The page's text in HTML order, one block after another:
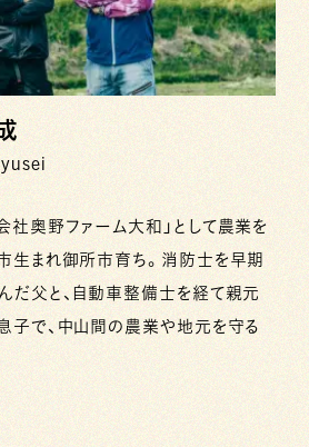
奥野ファーム大和」として農業を
生まれ御所市育ち。消防士を早期
だ父と、自動車整備士を経て親元
子で、中山間の農業や地元を守る